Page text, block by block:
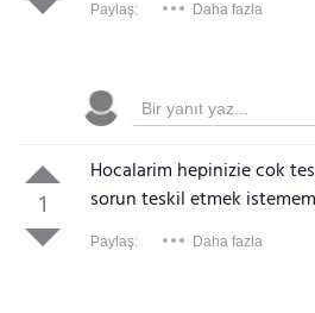
Paylaş: Daha fazla
1
Hocalarim hepinizie cok
sorun teskil etmek
Paylaş: Daha fazla